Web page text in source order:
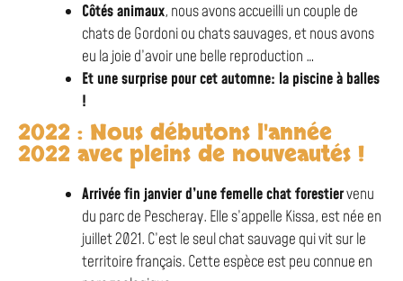
Côtés animaux, nous avons accueilli un couple de
chats de Gordoni ou chats sauvages, et nous avons
eu la joie d’avoir une belle reproduction …
Et une surprise pour cet automne: la piscine à balles
!
2022 : Nous débutons l'année
2022 avec pleins de nouveautés !
Arrivée fin janvier d’une femelle chat forestiervenu
du parc de Pescheray. Elle s’appelle Kissa, est née en
juillet 2021. C’est le seul chat sauvage qui vit sur le
territoire français. Cette espèce est peu connue en